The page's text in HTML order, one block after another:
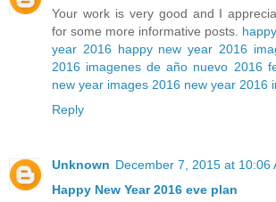
Your work is very good and I
for some more informative posts.
year 2016 happy new year 2016
2016 imagenes de año nuevo 2016
new year images 2016 new year 2016
Reply
Unknown December 7, 2015 at 10:06
Happy New Year 2016 eve plan